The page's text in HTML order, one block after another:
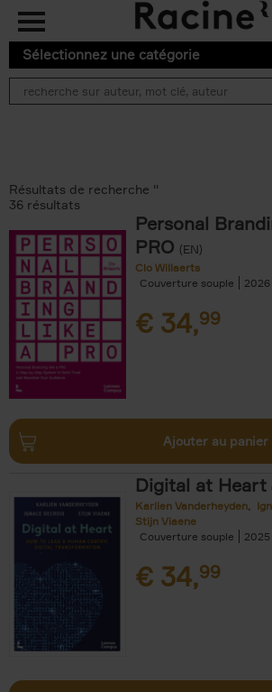
Aller au contenu principal
Sélectionnez une catégorie
Résultats de recherche ''
36 résultats
Personal
PRO (EN)
Clo Willaerts
Couverture souple
2026
€ 34,99
Ajouter au panier
Digital at Heart
Karlien Vanderheyden
Stijn Viaene
Couverture souple
2025
€ 34,99